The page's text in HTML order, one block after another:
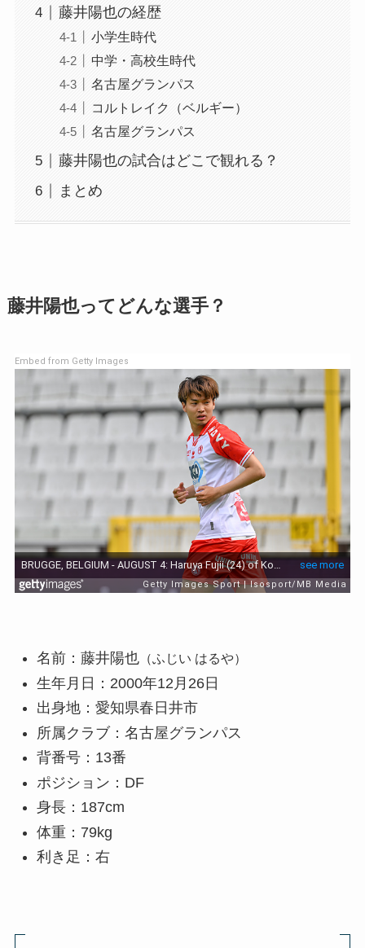
藤井陽也の経歴
小学生時代
中学・高校生時代
名古屋グランパス
コルトレイク（ベルギー）
名古屋グランパス
藤井陽也の試合はどこで観れる？
まとめ
藤井陽也ってどんな選手？
Embed from Getty Images
名前：藤井陽也（ふじい はるや）
生年月日：2000年12月26日
出身地：愛知県春日井市
所属クラブ：名古屋グランパス
背番号：13番
ポジション：DF
身長：187cm
体重：79kg
利き足：右